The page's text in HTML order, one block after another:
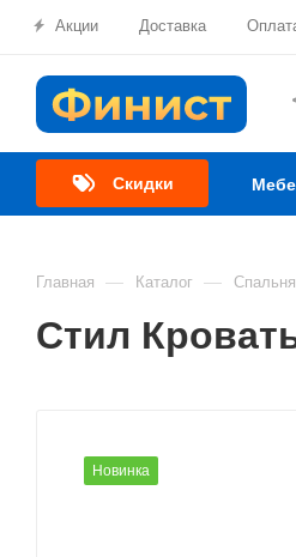
Акции Доставка
Скидки
Главная — Каталог — Спальня
Стил
Новинка